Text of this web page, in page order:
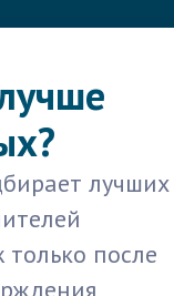
лучших
только после